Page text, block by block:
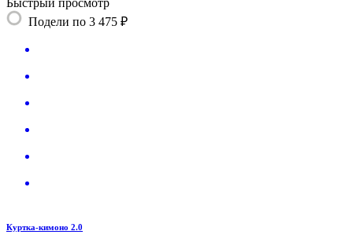
Подели по 3 475 ₽
Куртка-кимоно 2.0